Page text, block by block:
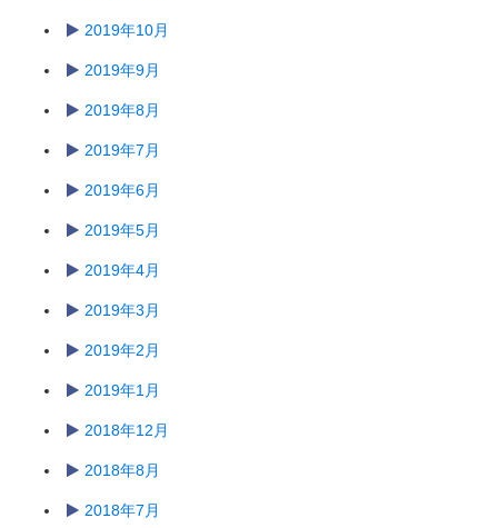
2019年10月
2019年9月
2019年8月
2019年7月
2019年6月
2019年5月
2019年4月
2019年3月
2019年2月
2019年1月
2018年12月
2018年8月
2018年7月